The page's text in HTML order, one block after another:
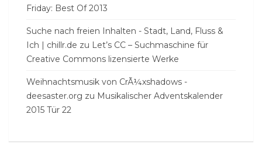
Friday: Best Of 2013
Suche nach freien Inhalten - Stadt, Land, Fluss &
Ich | chillr.de zu Let’s CC – Suchmaschine für
Creative Commons lizensierte Werke
Weihnachtsmusik von CrÃ¼xshadows -
deesaster.org zu Musikalischer Adventskalender
2015 Tür 22